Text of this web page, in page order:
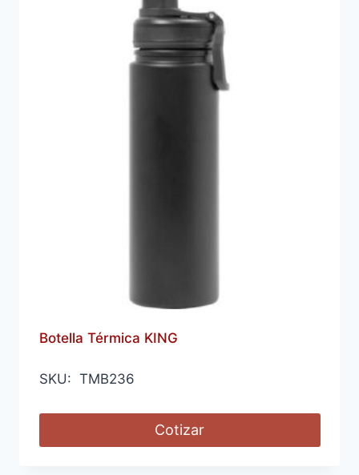
Botella Térmica KING
SKU: TMB236
Cotizar